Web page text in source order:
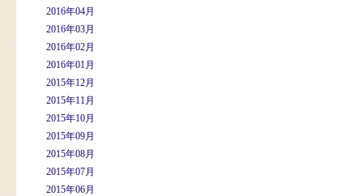
2016年04月
2016年03月
2016年02月
2016年01月
2015年12月
2015年11月
2015年10月
2015年09月
2015年08月
2015年07月
2015年06月